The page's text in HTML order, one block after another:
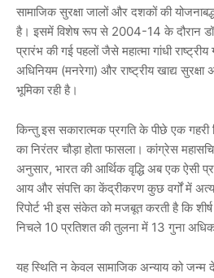
सामाजिक सुरक्षा जालों और दशकों की
है। इसमें विशेष रूप से 2004-14 के दौरान डॉ.
प्रारंभ की गई पहलों जैसे महात्मा गांधी राष्ट्रीय
अधिनियम (मनरेगा) और राष्ट्रीय खाद्य
भूमिका रही है।
किन्तु इस सकारात्मक प्रगति के पीछे एक गहरी
का निरंतर चौड़ा होता फासला। कांग्रेस
अनुसार, भारत की आर्थिक वृद्धि अब एक ऐसी
आय और संपत्ति का केंद्रीकरण कुछ वर्गों में
रिपोर्ट भी इस संकेत को मजबूत करती है कि
निचले 10 प्रतिशत की तुलना में 13 गुना
यह स्थिति न केवल सामाजिक अन्याय को जन्म